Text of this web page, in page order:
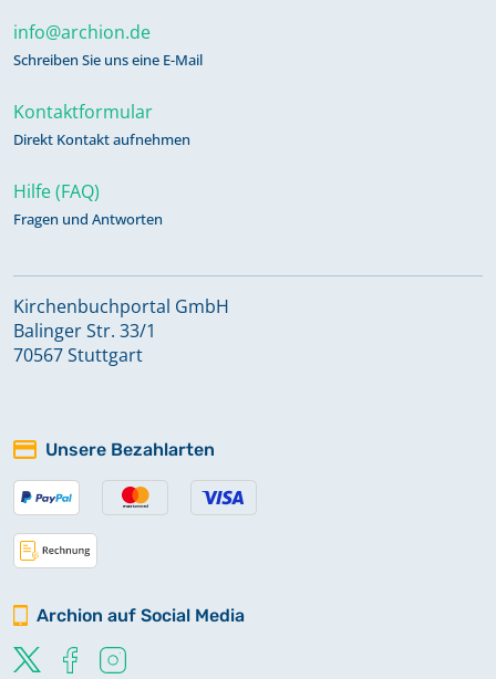
info@archion.de
Schreiben Sie uns eine E-Mail
Kontaktformular
Direkt Kontakt aufnehmen
Hilfe (FAQ)
Fragen und Antworten
Kirchenbuchportal GmbH
Balinger Str. 33/1
70567 Stuttgart
Unsere Bezahlarten
Archion auf Social Media